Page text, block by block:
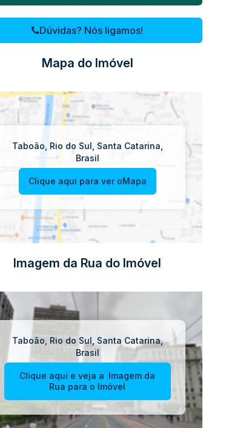
Dúvidas? Nós ligamos!
Mapa do Imóvel
Taboão Rio do Sul Santa Catarina
Brasil
Clique aqui para ver oMapa
Imagem da Rua do Imóvel
Taboão Rio do Sul Santa Catarina,
Brasil
Clique aqui e veja a Imagem da
Rua para o Imóvel